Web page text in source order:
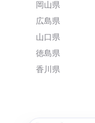
岡山県
広島県
山口県
徳島県
香川県